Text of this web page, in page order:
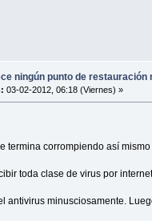
ningún punto de restauración
03-02-2012, 06:18 (Viernes) »
termina corrompiendo así
toda clase de virus por
antivirus minusciosamente.